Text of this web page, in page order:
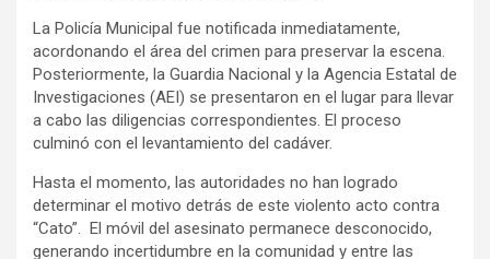
La Policía Municipal fue notificada inmediatamente,
acordonando el área del crimen para preservar la escena.
Posteriormente, la Guardia Nacional y la Agencia Estatal de
Investigaciones (AEI) se presentaron en el lugar para llevar
a cabo las diligencias correspondientes. El proceso
culminó con el levantamiento del cadáver.
Hasta el momento, las autoridades no han logrado
determinar el motivo detrás de este violento acto contra
“Cato”. El móvil del asesinato permanece desconocido,
generando incertidumbre en la comunidad y entre las